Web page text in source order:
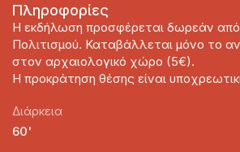
Πληροφορίες
Η εκδήλωση προσφέρεται δωρεάν από
Πολιτισμού. Καταβάλλεται μόνο το
στον αρχαιολογικό χώρο (5€).
Η προκράτηση θέσης είναι
Διάρκεια
60'